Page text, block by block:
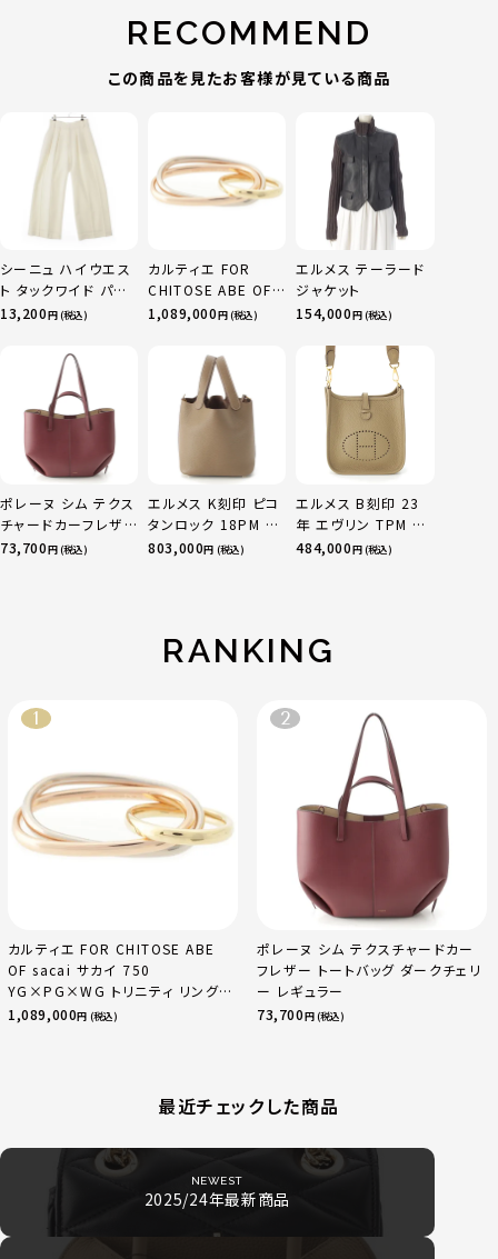
RECOMMEND
この商品を見たお客様が見ている商品
シーニュ ハイウエス
ト タックワイド パン
ツ ボトムス オフホワ
13,200円 (税込)
カルティエ FOR
CHITOSE ABE OF
sacai サカイ 750
ニティ リング 指輪 マ
ルチカラー 50 51
52 24.9g
1,089,000円 (税込)
エルメス テーラード
ジャケット
154,000円 (税込)
ポレーヌ シム テクス
チャードカーフレザ
ー トートバッグ ダー
73,700円 (税込)
エルメス K刻印 ピコ
タンロック 18PM ト
リヨン ハンドバッグ
803,000円 (税込)
エルメス B刻印 23
年 エヴリン TPM 16
アマゾン トリヨンク
484,000円 (税込)
RANKING
カルティエ FOR CHITOSE ABE
OF sacai サカイ 750
YG×PG×WG トリニティ リング
指輪 マルチカラー 50 51 52
1,089,000円 (税込)
ポレーヌ シム テクスチャードカー
フレザー トートバッグ ダークチェリ
ー レギュラー
73,700円 (税込)
最近チェックした商品
NEWEST
2025/24年最新商品